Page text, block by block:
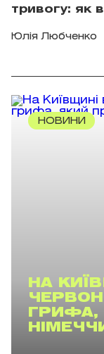
тривогу: як
Юлія Любченко
НОВИНИ
НА
ГРИФА,